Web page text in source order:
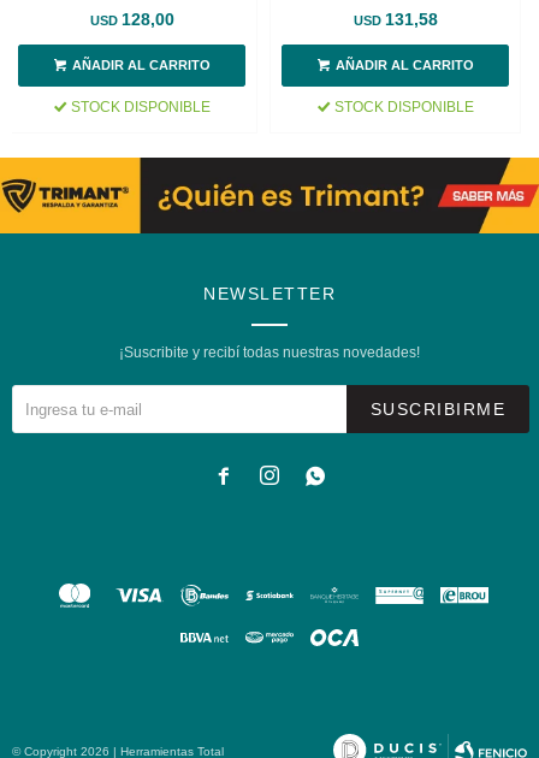
USD 128,00
STOCK DISPONIBLE
USD 131,58
STOCK DISPONIBLE
NEWSLETTER
¡Suscribite y recibí todas nuestras novedades!
SUSCRIBIRME
  
© Copyright 2026 | Herramientas Total